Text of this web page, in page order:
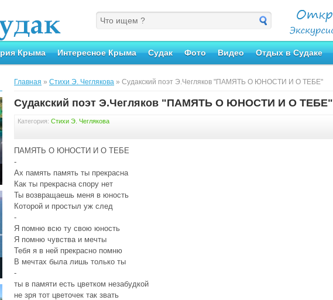
Крыма Интересное Крыма Судак Фото Видео Отдых в Судаке
Главная » Стихи Э. Чеглякова » Судакский поэт Э.Чегляков "ПАМЯТЬ О ЮНОСТИ И О ТЕБЕ"
Судакский поэт Э.Чегляков "ПАМЯТЬ О ЮНОСТИ И О ТЕБЕ"
Категория: Стихи Э. Чеглякова
ПАМЯТЬ О ЮНОСТИ И О ТЕБЕ
-
Ах память память ты прекрасна
Как ты прекрасна спору нет
Ты возвращаешь меня в юность
Которой и простыл уж след
-
Я помню всю ту свою юность
Я помню чувства и мечты
Тебя я в ней прекрасно помню
В мечтах была лишь только ты
-
ты в памяти есть цветком незабудкой
не зря тот цветочек так звать